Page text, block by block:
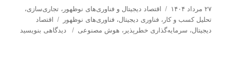
ا
ر
س
۲۷ مرداد ۱۴۰۴
د
س
ت
اقتصاد دیجیتال و فناوری‌های نوظهور ،تجاری‌سازی،
تحلیل كسب و كار ،فناوری دیجیتال،فناوری‌های نوظهور
ب
ر
اقتصاد
دیجیتال، سرمایه‌گذاری خطرپذیر ، هوش مصنوعی دیدگاهی بنویسید